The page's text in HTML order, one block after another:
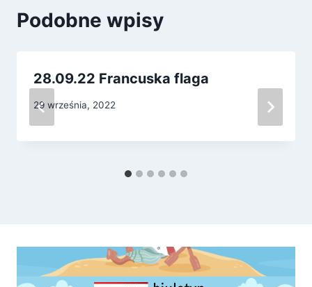
Podobne wpisy
28.09.22 Francuska flaga
29 września, 2022